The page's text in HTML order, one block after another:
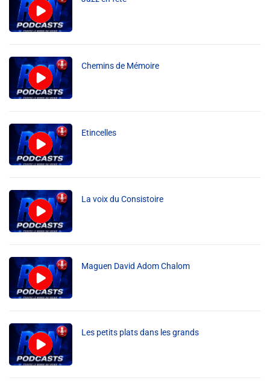
Info routes
Issa Nissa OGC Nice
MEDIAS
Vidéos / Clips
Liens utiles
Métropole Nice Côte d'Azur
Ville de Nice
Chemins de Mémoire
Etincelles
La voix du Consistoire
Maguen David Adom Chalom
Les petits plats dans les grands